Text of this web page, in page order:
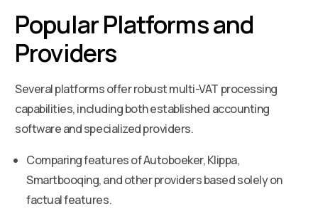
Popular Platforms and
Providers
Several platforms offer robust multi-VAT processing
capabilities, including both established accounting
software and specialized providers.
Comparing features of Autoboeker, Klippa,
Smartbooqing, and other providers based solely on
factual features.